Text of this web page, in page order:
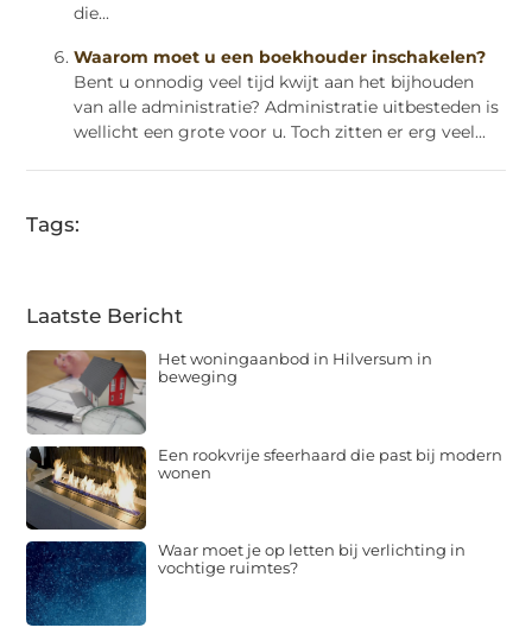
die...
Waarom moet u een boekhouder inschakelen?
Bent u onnodig veel tijd kwijt aan het bijhouden
van alle administratie? Administratie uitbesteden is
wellicht een grote voor u. Toch zitten er erg veel...
Tags:
Laatste Bericht
Het woningaanbod in Hilversum in
beweging
Een rookvrije sfeerhaard die past bij modern
wonen
Waar moet je op letten bij verlichting in
vochtige ruimtes?